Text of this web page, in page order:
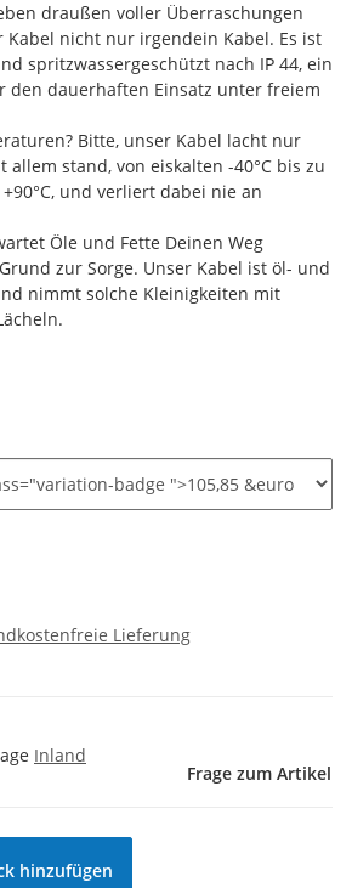
draußen voller Überraschungen
Kabel nicht nur irgendein Kabel. Es ist
spritzwassergeschützt nach IP 44, ein
den dauerhaften Einsatz unter freiem
Bitte, unser Kabel lacht nur
allem stand, von eiskalten -40°C bis zu
und verliert dabei nie an
Öle und Fette Deinen Weg
zur Sorge. Unser Kabel ist öl- und
nimmt solche Kleinigkeiten mit
Lieferung
Inland
Frage zum Artikel
hinzufügen